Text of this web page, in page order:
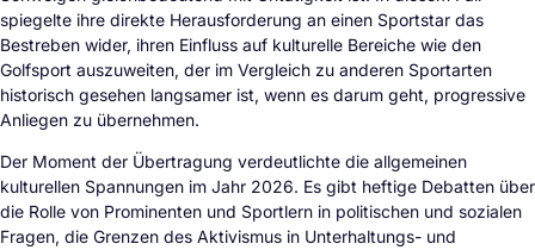
spiegelte ihre direkte Herausforderung an einen Sportstar das
Bestreben wider, ihren Einfluss auf kulturelle Bereiche wie den
Golfsport auszuweiten, der im Vergleich zu anderen Sportarten
historisch gesehen langsamer ist, wenn es darum geht, progressive
Anliegen zu übernehmen.
Der Moment der Übertragung verdeutlichte die allgemeinen
kulturellen Spannungen im Jahr 2026. Es gibt heftige Debatten über
die Rolle von Prominenten und Sportlern in politischen und sozialen
Fragen, die Grenzen des Aktivismus in Unterhaltungs- und